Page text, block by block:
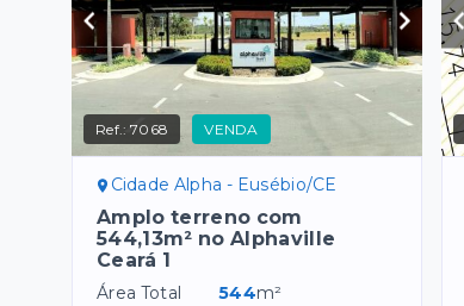
Ref.:7068 VENDA
Cidade Alpha - Eusébio/CE
Amplo terreno com
544,13m² no Alphaville
Ceará 1
Área Total 544m²